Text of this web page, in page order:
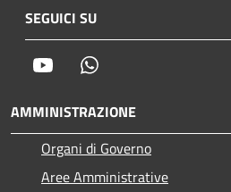
SEGUICI SU
Youtube
AMMINISTRAZIONE
Organi di Governo
Aree Amministrative